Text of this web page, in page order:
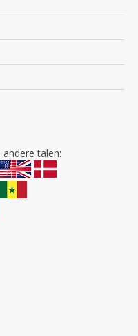
talen: